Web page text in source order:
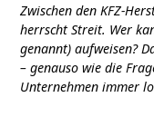
Zwischen den KFZ-
herrscht Streit. Wer
genannt) aufweisen?
– genauso wie die
Unternehmen immer